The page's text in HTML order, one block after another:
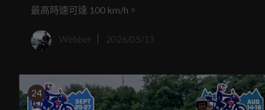
最高時速可達 100 km/h。
Webber 2026/05/13
24